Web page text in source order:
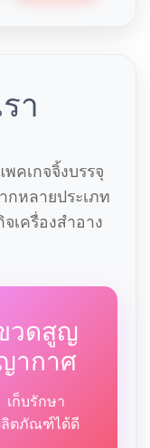
า
คเกจจิ้งบรรจุ
หลายประเภท
เครื่องสำอาง
วดสูญ
ากาศ
เก็บรักษา
ตภัณฑ์ได้ดี